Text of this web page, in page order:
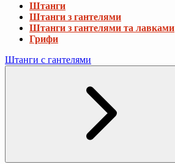
Штанги
Штанги з гантелями
Штанги з гантелями та лавками
Грифи
Штанги с гантелями